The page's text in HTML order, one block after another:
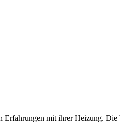
Erfahrungen mit ihrer Heizung.